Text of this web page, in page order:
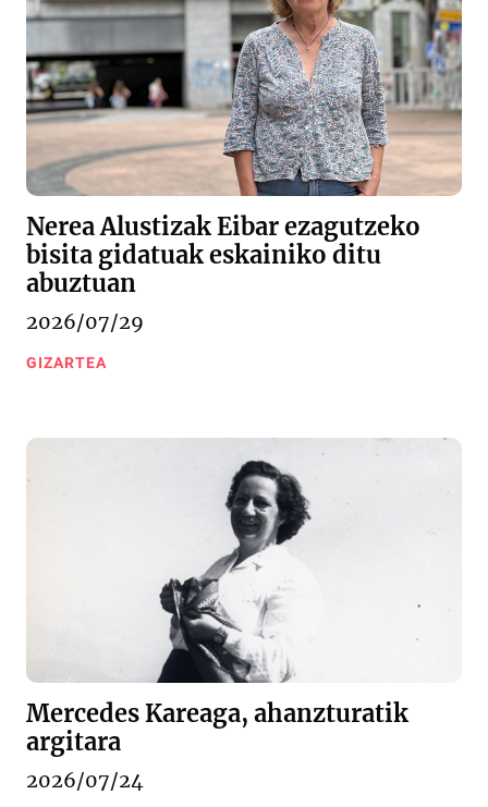
Nerea Alustizak Eibar ezagutzeko
bisita gidatuak eskainiko ditu
abuztuan
2026/07/29
GIZARTEA
Mercedes Kareaga, ahanzturatik
argitara
2026/07/24